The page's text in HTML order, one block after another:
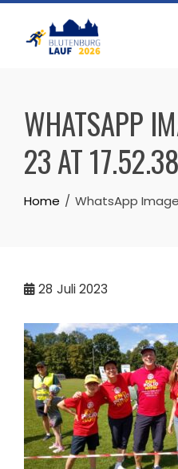
Skip
content
WHATSAPP
23 AT
Home WhatsApp
28 Juli 2023